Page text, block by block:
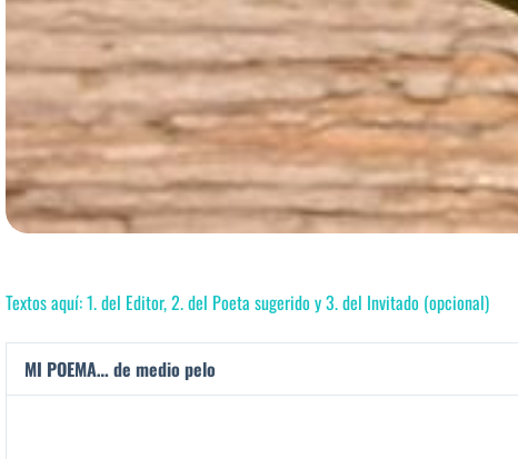
Textos aquí: 1. del Editor, 2. del Poeta sugerido y 3. del Invitado (opcional)
MI POEMA… de medio pelo